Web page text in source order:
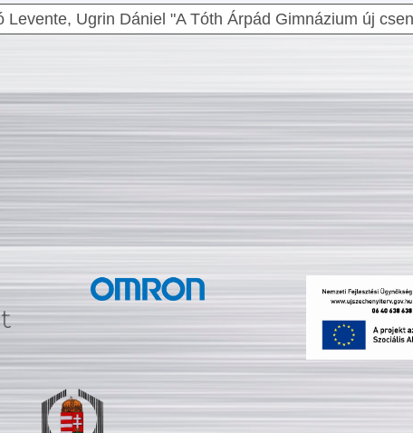
Levente, Ugrin Dániel "A Tóth Árpád Gimnázium új